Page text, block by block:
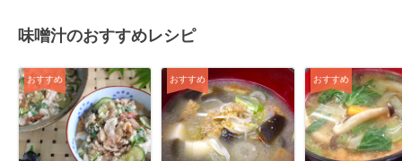
味噌汁のおすすめレシピ
おすすめ おすすめ おすすめ